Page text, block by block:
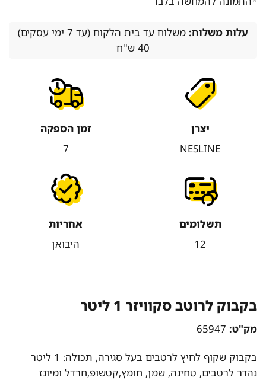
עלות משלוח:
משלוח עד בית הלקוח (עד 7 ימי עסקים)
40 ש''ח
יצרן
NESLINE
זמן הספקה
תשלומים
12
אחריות
היבואן
בקבוק לרוטב סקוויזר 1 ליטר
מק"ט:65947
בקבוק שקוף לחיץ לרטבים בעל סגירה, תכולה: 1 ליטר
נהדר לרטבים, טחינה, שמן, חומץ,קטשופ,חרדל ומיונז